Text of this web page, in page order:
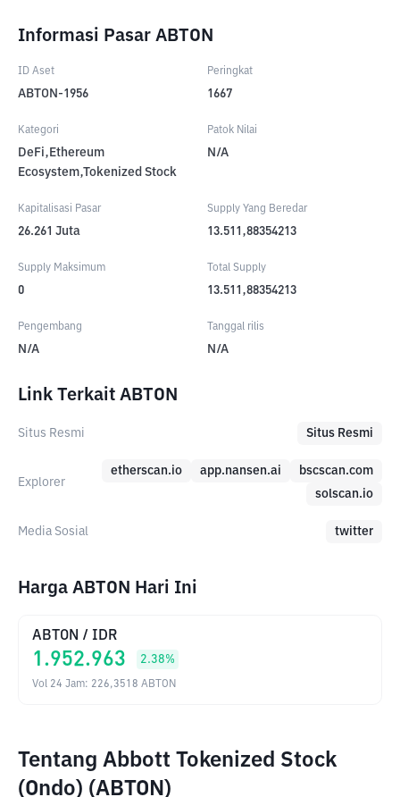
Informasi Pasar ABTON
ID Aset
ABTON-1956
Peringkat
1667
Kategori
DeFi,Ethereum
Ecosystem,Tokenized Stock
Patok Nilai
N/A
Kapitalisasi Pasar
26.261 Juta
Supply Yang Beredar
13.511,88354213
Supply Maksimum
0
Total Supply
13.511,88354213
Pengembang
N/A
Tanggal rilis
N/A
Link Terkait ABTON
Situs Resmi Situs Resmi
Explorer
etherscan.io app.nansen.ai
bscscan.com
solscan.io
Media Sosial twitter
Harga ABTON Hari Ini
ABTON / IDR
1.952.963 2.38%
Vol 24 Jam: 226,3518 ABTON
Tentang Abbott Tokenized Stock
(Ondo) (ABTON)